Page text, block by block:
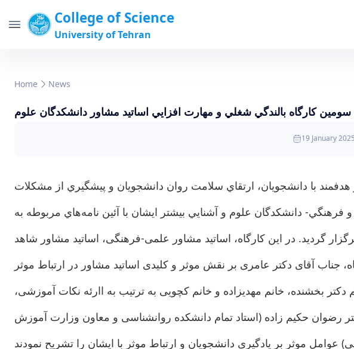
College of Science
University of Tehran
Home News
كارگاه بالندگي شغلي و مهارت افزايي اساتيد مشاور دانشكدگان علوم
19 January
با دانشجويان، ارتقاي سلامت روان دانشجويان و پيشگيري از مشكلات
دانشكدگان علوم و آشنايي بيشتر ايشان با آئين نامه‌هاي مربوطه به
روز دوشنبه مورخ ۲۴/‏۱۰/‏۱۴۰۳ در محل سالن پيرالهي برگزار گردید. در این کارگاه، اساتید مشاور علمی-فرهنگی، اساتید مشاور شاهد
جناب آقای دکتر عامری بر نقش موثر و کلیدی اساتید مشاور در ارتباط موثر
بخشنده، خانم مهدیزاده و خانم کچویی به ترتیب به اارئه نکات آموزشی،
رضوان حکیم زاده (استاد تمام دانشکده روانشناسی و معاون وزارت آموزش